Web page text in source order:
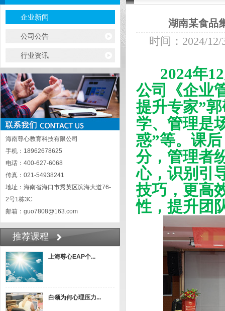
企业新闻
公司公告
行业资讯
海南尊心教育科技有限公司
手机：18962678625
电话：400-627-6068
传真：021-54938241
地址：海南省海口市秀英区滨海大道76-
2号1栋3C
邮箱：guo7808@163.com
推荐课程
上海尊心EAP个...
白领为何心理压力...
湖南某食品
时间：2024/12/
2024年
公司《企业
提升专家”
学、管理是
惑”等。课
分，管理者
心， 识别引
技巧，更高
性，提升团